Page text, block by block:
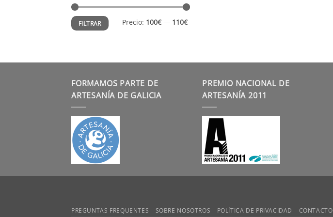
Precio
mínimo
Precio
máximo
FILTRAR Precio: 100€— 110€
FORMAMOS PARTE DE
ARTESANÍA DE GALICIA
PREMIO NACIONAL DE
ARTESANÍA 2011
PREGUNTAS FREQUENTES SOBRE NOSOTROS POLÍTICA DE PRIVACIDAD CONTACTO